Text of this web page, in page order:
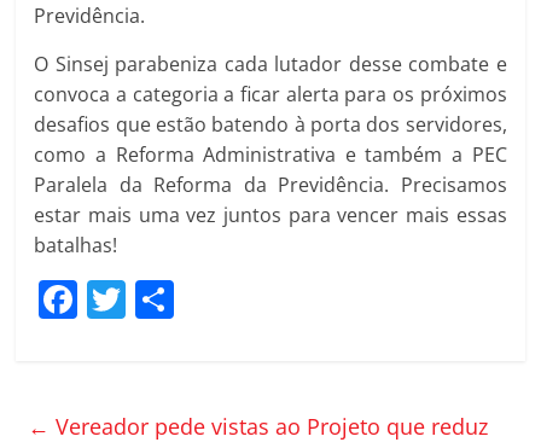
Previdência.
O Sinsej parabeniza cada lutador desse combate e
convoca a categoria a ficar alerta para os próximos
desafios que estão batendo à porta dos servidores,
como a Reforma Administrativa e também a PEC
Paralela da Reforma da Previdência. Precisamos
estar mais uma vez juntos para vencer mais essas
batalhas!
F
e
T
er p
← Vereador pede vistas ao Projeto que reduz